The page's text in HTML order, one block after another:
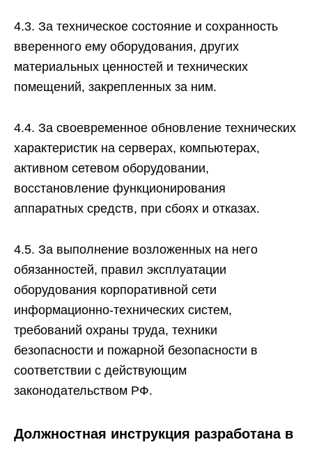
4.3. За техническое состояние и сохранность
вверенного ему оборудования, других
материальных ценностей и технических
помещений, закрепленных за ним.
4.4. За своевременное обновление технических
характеристик на серверах, компьютерах,
активном сетевом оборудовании,
восстановление функционирования
аппаратных средств, при сбоях и отказах.
4.5. За выполнение возложенных на него
обязанностей, правил эксплуатации
оборудования корпоративной сети
информационно-технических систем,
требований охраны труда, техники
безопасности и пожарной безопасности в
соответствии с действующим
законодательством РФ.
Должностная инструкция разработана в